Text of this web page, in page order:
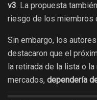
v3. La propuesta
riesgo de los miembros
Sin embargo, los
destacaron que el
la retirada de la lista o
mercados, dependería